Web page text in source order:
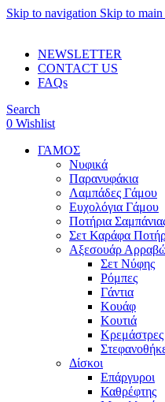
Skip to navigation Skip to
NEWSLETTER
CONTACT US
FAQs
Search
0 Wishlist
ΓΑΜΟΣ
Νυφικά
Παρανυφάκια
Λαμπάδες Γάμου
Ευχολόγια Γάμου
Ποτήρια
Σετ Καράφα
Αξεσουάρ
Σετ Νύφης
Ρόμπες
Γάντια
Κουάφ
Κουτιά
Κρεμάστρες
Δίσκοι
Επάργυροι
Καθρέφτης